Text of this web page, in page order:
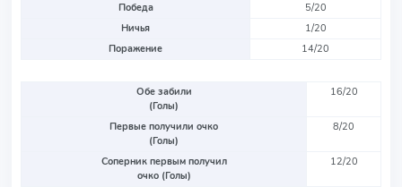
Победа
5/20
Ничья
1/20
Поражение
14/20
Обе забили
(Голы)
16/20
Первые получили очко
(Голы)
8/20
Соперник первым получил
очко (Голы)
12/20